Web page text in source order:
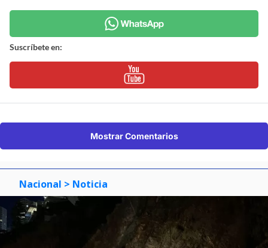
Suscríbete en:
Mostrar Comentarios
Nacional > Noticia